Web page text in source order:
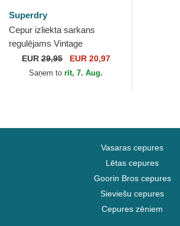
Superdry
Cepur izliekta sarkans
regulējams Vintage
Embroidery Optic Pitch no
Superdry
EUR29,95 EUR 20,97
Saņem to rīt, 7. Aug.
Vasaras cepures
Lētas cepures
Goorin Bros cepures
Sieviešu cepures
Cepures zēniem